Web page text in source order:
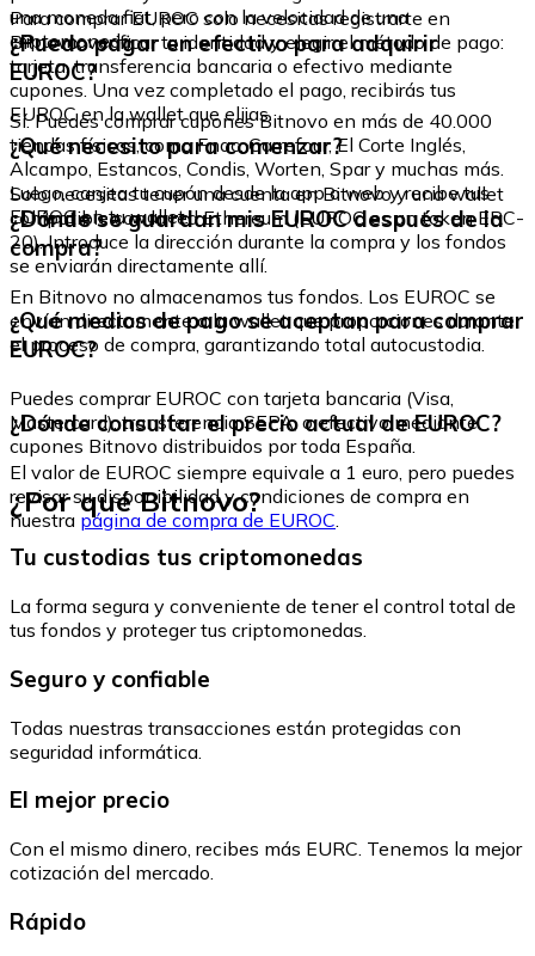
una moneda fiat, pero con la velocidad de una
criptomoneda.
Para comprar EUROC solo necesitas registrarte en
Bitnovo, verificar tu identidad y elegir el método de pago:
tarjeta, transferencia bancaria o efectivo mediante
cupones. Una vez completado el pago, recibirás tus
EUROC en la wallet que elijas.
¿Puedo pagar en efectivo para adquirir
EUROC?
Sí. Puedes comprar cupones Bitnovo en más de 40.000
tiendas físicas, como Fnac, Carrefour, El Corte Inglés,
Alcampo, Estancos, Condis, Worten, Spar y muchas más.
Luego, canjea tu cupón desde la app o web y recibe tus
EUROC en tu wallet.
¿Qué necesito para comenzar?
Solo necesitas tener una cuenta en Bitnovo y una wallet
compatible con la red Ethereum (EUROC es un token ERC-
20). Introduce la dirección durante la compra y los fondos
se enviarán directamente allí.
¿Dónde se guardan mis EUROC después de la
compra?
En Bitnovo no almacenamos tus fondos. Los EUROC se
envían directamente a la wallet que proporciones durante
el proceso de compra, garantizando total autocustodia.
¿Qué medios de pago se aceptan para comprar
EUROC?
Puedes comprar EUROC con tarjeta bancaria (Visa,
Mastercard), transferencia SEPA, o efectivo mediante
cupones Bitnovo distribuidos por toda España.
¿Dónde consultar el precio actual de EUROC?
El valor de EUROC siempre equivale a 1 euro, pero puedes
revisar su disponibilidad y condiciones de compra en
nuestra página de compra de EUROC
¿Por qué Bitnovo?
Tu custodias tus criptomonedas
La forma segura y conveniente de tener el control total de
tus fondos y proteger tus criptomonedas.
Seguro y confiable
Todas nuestras transacciones están protegidas con
seguridad informática.
El mejor precio
Con el mismo dinero, recibes más EURC. Tenemos la mejor
cotización del mercado.
Rápido